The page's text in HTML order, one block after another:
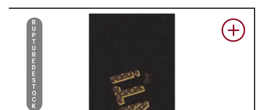
R
U
P
T
U
R
E
D
E
S
T
O
C
K